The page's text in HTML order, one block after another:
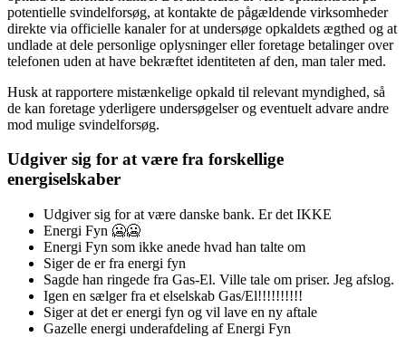
potentielle svindelforsøg, at kontakte de pågældende virksomheder
direkte via officielle kanaler for at undersøge opkaldets ægthed og at
undlade at dele personlige oplysninger eller foretage betalinger over
telefonen uden at have bekræftet identiteten af den, man taler med.
Husk at rapportere mistænkelige opkald til relevant myndighed, så
de kan foretage yderligere undersøgelser og eventuelt advare andre
mod mulige svindelforsøg.
Udgiver sig for at være fra forskellige
energiselskaber
Udgiver sig for at være danske bank. Er det IKKE
Energi Fyn 🥶🥶
Energi Fyn som ikke anede hvad han talte om
Siger de er fra energi fyn
Sagde han ringede fra Gas-El. Ville tale om priser. Jeg afslog.
Igen en sælger fra et elselskab Gas/El!!!!!!!!!!
Siger at det er energi fyn og vil lave en ny aftale
Gazelle energi underafdeling af Energi Fyn